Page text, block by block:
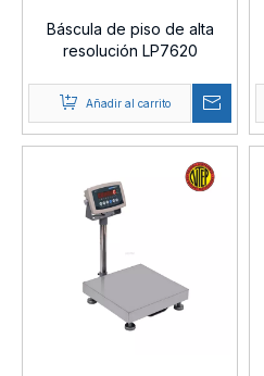
Báscula de piso de alta
resolución LP7620
Añadir al carrito